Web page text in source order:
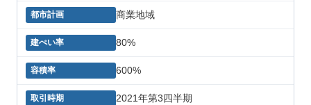
商業地域
80%
600%
2021年第3四半期